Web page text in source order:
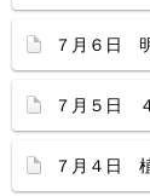
７月６日
７月５日
７月４日